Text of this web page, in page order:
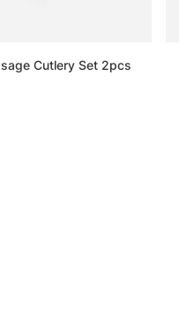
Cutlery Set 2pcs